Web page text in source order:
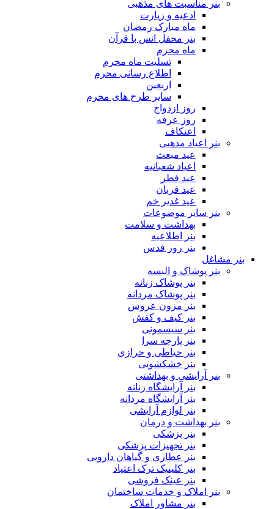
بنر مناسبت های مذهبی
ادعیه و زیارت
ماه مبارک رمضان
بنر محفل انس با قرآن
ماه محرم
تسلیت ماه محرم
اطلاع رسانی محرم
اربعین
سایر طرح های محرم
روز ازدواج
روز عرفه
اعتکاف
بنر اعیاد مذهبی
عید مبعث
اعیاد شعبانیه
عید فطر
عید قربان
عید غدیر خم
بنر سایر موضوعات
بهداشت و سلامت
بنر اطلاعیه
بنر روز قدس
بنر مشاغل
بنر پوشاک و البسه
بنر پوشاک زنانه
بنر پوشاک مردانه
بنر مزون عروس
بنر کیف و کفش
بنر سیسمونی
بنر پارچه سرا
بنر خیاطی و خرازی
بنر خشکشویی
بنر آرایشی و بهداشتی
بنر آرایشگاه زنانه
بنر آرایشگاه مردانه
بنر لوازم آرایشی
بنر بهداشت و درمان
بنر پزشکی
بنر تجهیزات پزشکی
بنر عطاری و گیاهان دارویی
بنر کلینیک ترک اعتیاد
بنر عینک فروشی
بنر املاک و خدمات ساختمان
بنر مشاور املاک